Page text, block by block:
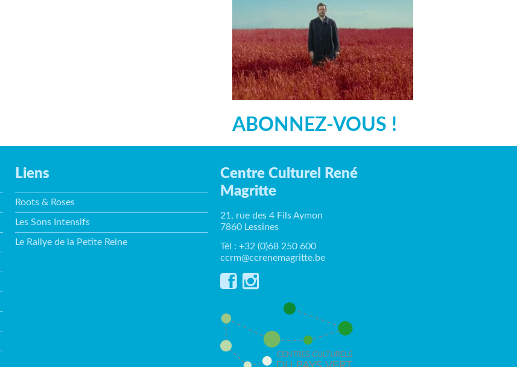
ABONNEZ-VOUS !
Liens
Roots & Roses
Les Sons Intensifs
Le Rallye de la Petite Reine
Centre Culturel René
Magritte
21, rue des 4 Fils Aymon
7860 Lessines
Tél : +32 (0)68 250 600
ccrm@ccrenemagritte.be